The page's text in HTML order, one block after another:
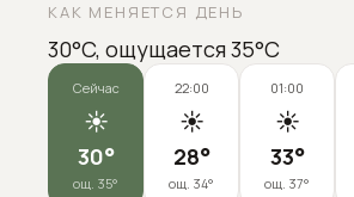
КАК МЕНЯЕТСЯ ДЕНЬ
30°C, ощущается 35°C
Сейчас
☀️
30°
ощ. 35°
22:00
☀️
28°
ощ. 34°
01:00
☀️
33°
ощ. 37°